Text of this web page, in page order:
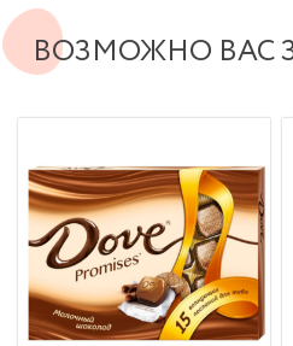
ВОЗМОЖНО ВАС